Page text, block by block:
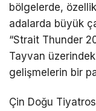
bölgelerde,
adalarda büyük
“Strait Thunder
Tayvan üzerindeki
gelişmelerin bir
Çin Doğu